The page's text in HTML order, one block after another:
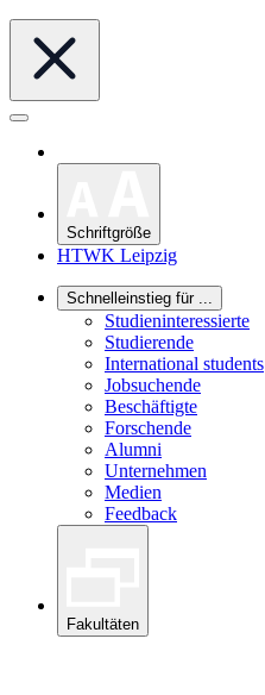
Schriftgröße
HTWK Leipzig
Schnelleinstieg für ...
Studieninteressierte
Studierende
International students
Jobsuchende
Beschäftigte
Forschende
Alumni
Unternehmen
Medien
Feedback
Fakultäten